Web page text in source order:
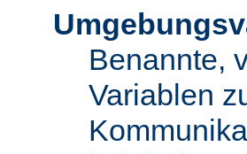
Benannte,
Variablen